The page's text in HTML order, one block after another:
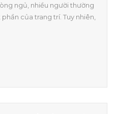
ngủ, nhiều người thường
của trang trí. Tuy nhiên,